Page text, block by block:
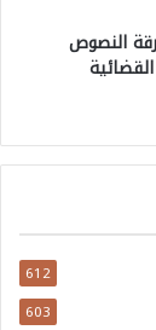
النصوص
612
603